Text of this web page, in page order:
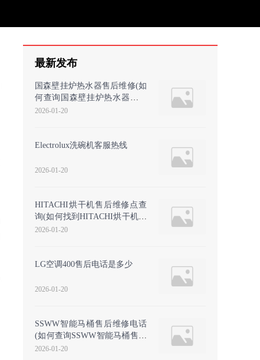
最新发布
国森壁挂炉热水器售后维修(如
何查询国森壁挂炉热水器的售
后维修服务？)
2026-01-20
Electrolux洗碗机客服热线
2026-01-20
HITACHI烘干机售后维修点查
询(如何找到HITACHI烘干机的
官方售后维修服务电话？
2026-01-20
LG空调400售后电话是多少
2026-01-20
SSWW智能马桶售后维修电话
(如何查询SSWW智能马桶售后
维修电话)
2026-01-20